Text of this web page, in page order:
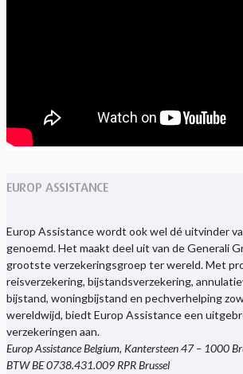
EUROP ASSISTANCE
Europ Assistance wordt ook wel dé uitvinder
genoemd. Het maakt deel uit van de Generali
grootste verzekeringsgroep ter wereld. Met
reisverzekering, bijstandsverzekering,
bijstand, woningbijstand en pechverhelping
wereldwijd, biedt Europ Assistance een
verzekeringen aan.
Europ Assistance Belgium, Kantersteen 47 – 1000
BTW BE 0738.431.009 RPR Brussel